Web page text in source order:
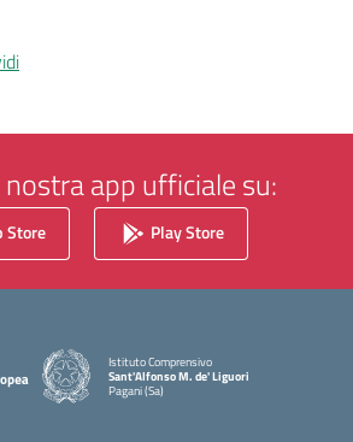
nostra app ufficiale su:
Store Play Store
Istituto Comprensivo
Sant'Alfonso M. de' Liguori
Pagani (Sa)
— Visita la pagina iniziale della scuola